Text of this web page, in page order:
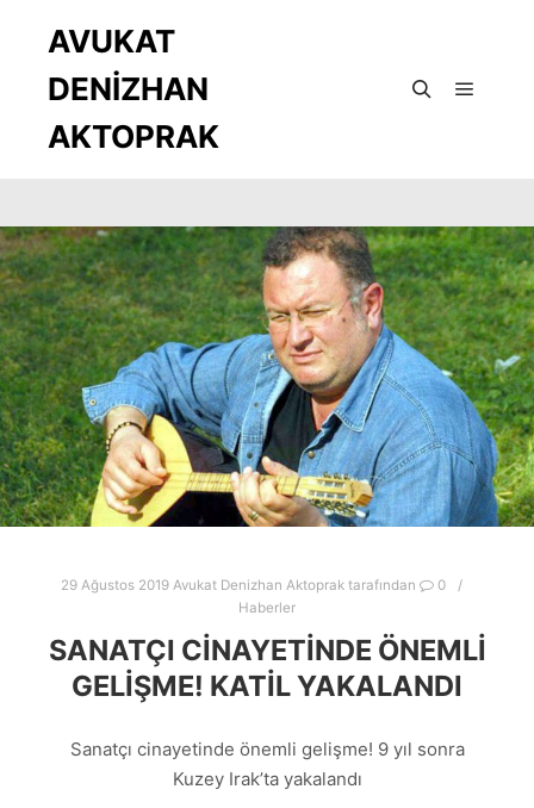
AVUKAT
DENİZHAN
AKTOPRAK
29 Ağustos 2019 Avukat Denizhan Aktopraktarafından
0
Haberler
SANATÇI CINAYETINDE ÖNEMLI
GELIŞME! KATIL YAKALANDI
Sanatçı cinayetinde önemli gelişme! 9 yıl sonra
Kuzey Irak’ta yakalandı